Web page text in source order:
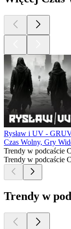
Rysław i UV -
Czas Wolny, Gry
Trendy w podcaście
Trendy w podcaście
Trendy w